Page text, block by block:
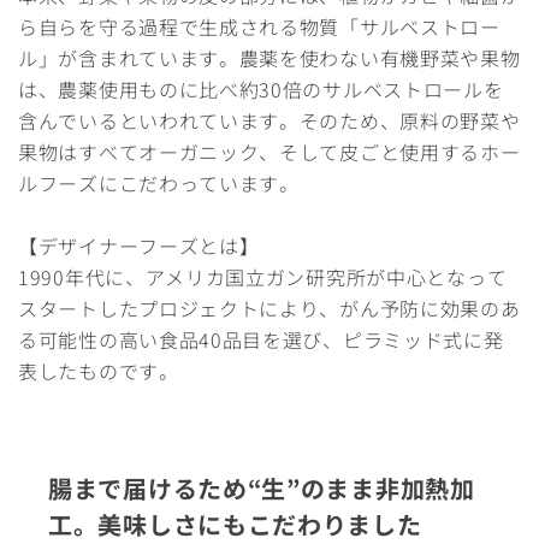
ら自らを守る過程で生成される物質「サルベストロー
ル」が含まれています。農薬を使わない有機野菜や果物
は、農薬使用ものに比べ約30倍のサルベストロールを
含んでいるといわれています。そのため、原料の野菜や
果物はすべてオーガニック、そして皮ごと使用するホー
ルフーズにこだわっています。
【デザイナーフーズとは】
1990年代に、アメリカ国立ガン研究所が中心となって
スタートしたプロジェクトにより、がん予防に効果のあ
る可能性の高い食品40品目を選び、ピラミッド式に発
表したものです。
腸まで届けるため“生”のまま非加熱加
工。美味しさにもこだわりました